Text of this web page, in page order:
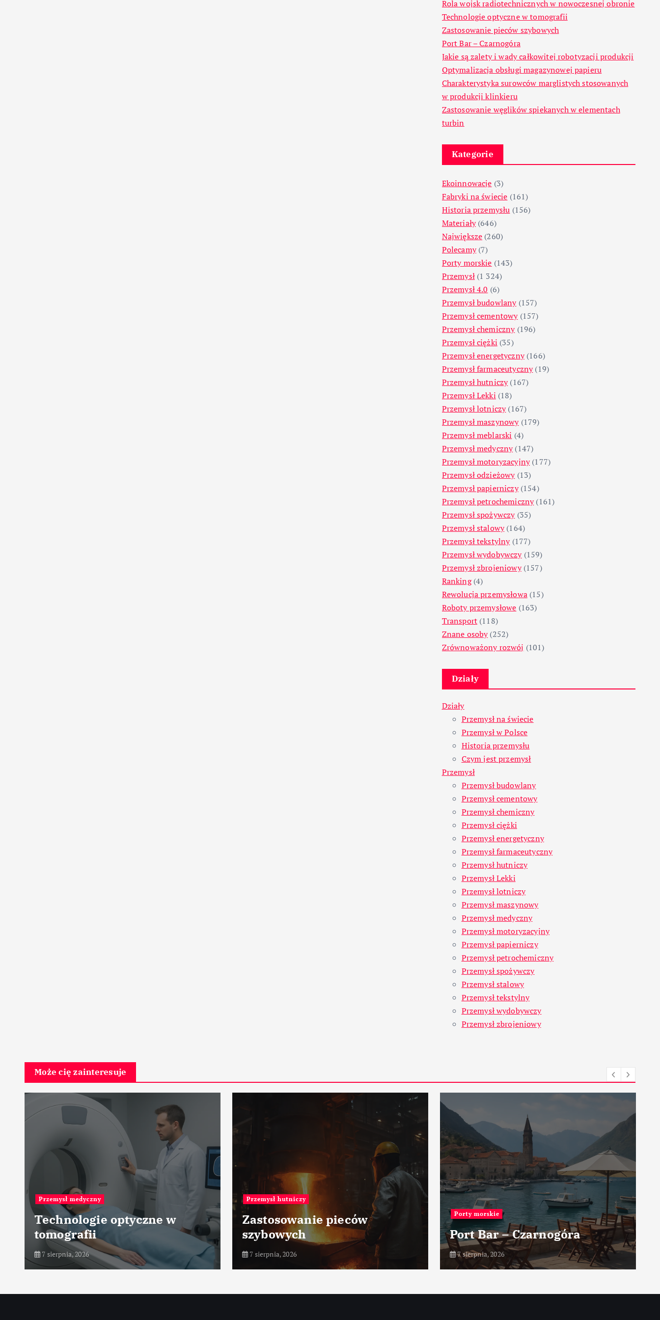
Rola wojsk radiotechnicznych w nowoczesnej obronie
Technologie optyczne w tomografii
Zastosowanie pieców szybowych
Port Bar – Czarnogóra
Jakie są zalety i wady całkowitej robotyzacji produkcji
Optymalizacja obsługi magazynowej papieru
Charakterystyka surowców marglistych stosowanych
w produkcji klinkieru
Zastosowanie węglików spiekanych w elementach
turbin
Kategorie
Ekoinnowacje (3)
Fabryki na świecie (161)
Historia przemysłu (156)
Materiały(646)
Największe (260)
Polecamy(7)
Porty morskie (143)
Przemysł(1 324)
Przemysł 4.0 (6)
Przemysł budowlany(157)
Przemysł cementowy(157)
Przemysł chemiczny(196)
Przemysł ciężki (35)
Przemysł energetyczny(166)
Przemysł farmaceutyczny(19)
Przemysł hutniczy(167)
Przemysł Lekki (18)
Przemysł lotniczy(167)
Przemysł maszynowy(179)
Przemysł meblarski (4)
Przemysł medyczny(147)
Przemysł motoryzacyjny(177)
Przemysł odzieżowy(13)
Przemysł papierniczy(154)
Przemysł petrochemiczny(161)
Przemysł spożywczy(35)
Przemysł stalowy(164)
Przemysł tekstylny(177)
Przemysł wydobywczy(159)
Przemysł zbrojeniowy(157)
Ranking(4)
Rewolucja przemysłowa(15)
Roboty przemysłowe (163)
Transport (118)
Znane osoby(252)
Zrównoważony rozwój (101)
Działy
Działy
Przemysł na świecie
Przemysł w Polsce
Historia przemysłu
Czym jest przemysł
Przemysł
Przemysł budowlany
Przemysł cementowy
Przemysł chemiczny
Przemysł ciężki
Przemysł energetyczny
Przemysł farmaceutyczny
Przemysł hutniczy
Przemysł Lekki
Przemysł lotniczy
Przemysł maszynowy
Przemysł medyczny
Przemysł motoryzacyjny
Przemysł papierniczy
Przemysł petrochemiczny
Przemysł spożywczy
Przemysł stalowy
Przemysł tekstylny
Przemysł wydobywczy
Przemysł zbrojeniowy
Może cię zainteresuje
Przemysł hutniczy
Zastosowanie pieców
szybowych
7 sierpnia, 2026
Porty morskie
Port Bar – Czarnogóra
7 sierpnia, 2026
Przemysł
Jakie są zalety i wady
całkowitej robotyzacji
produkcji
7 sierpnia, 2026